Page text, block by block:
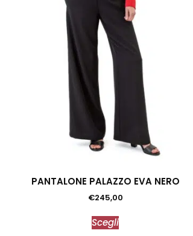
PANTALONE PALAZZO EVA NERO
€245,00
Scegli